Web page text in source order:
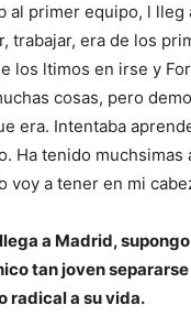
al primer equipo, l lleg
trabajar, era de los
los ltimos en irse y
cosas, pero
era. Intentaba
Ha tenido muchsimas
voy a tener en mi
llega a Madrid,
tan joven
radical a su vida.